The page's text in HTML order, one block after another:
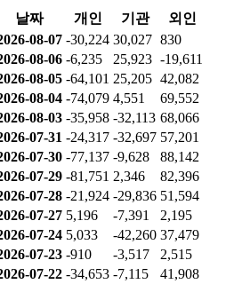
날짜 개인 기관
외인
08-07 -30,224 30,027 830
08-06 -6,235 25,923 -19,611
08-05 -64,101 25,205 42,082
08-04 -74,079 4,551
69,552
08-03 -35,958 -32,113 68,066
07-31 -24,317 -32,697 57,201
07-30 -77,137 -9,628
88,142
07-29 -81,751 2,346
82,396
07-28 -21,924 -29,836 51,594
07-27 5,196 -7,391
2,195
07-24 5,033 -42,260 37,479
07-23 -910 -3,517
2,515
07-22 -34,653 -7,115
41,908